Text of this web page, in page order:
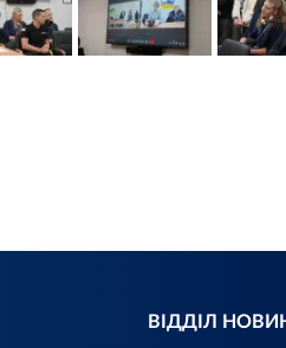
ВІДДІЛ